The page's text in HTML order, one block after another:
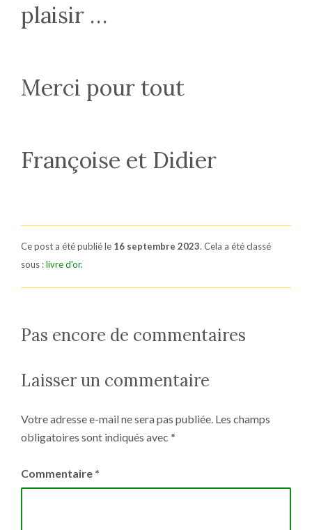
plaisir …
Merci pour tout
Françoise et Didier
Ce post a été publié le 16 septembre 2023. Cela a été classé
sous :livre d'or.
Pas encore de commentaires
Laisser un commentaire
Votre adresse e-mail ne sera pas publiée. Les champs
obligatoires sont indiqués avec *
Commentaire *